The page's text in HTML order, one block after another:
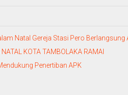
Natal Gereja Stasi Pero Berlangsung
KOTA TAMBOLAKA RAMAI
Penertiban APK